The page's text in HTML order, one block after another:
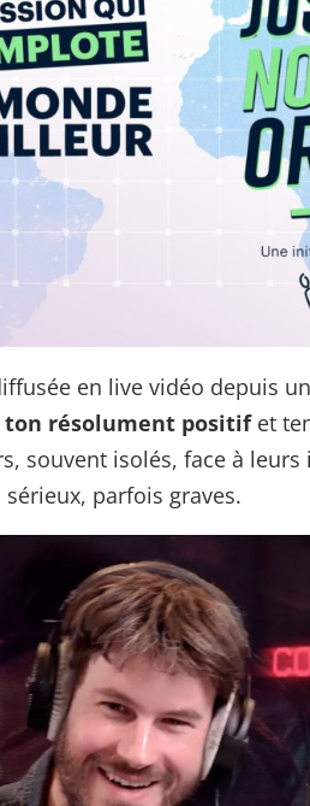
en live vidéo depuis
ton résolument positifet
souvent isolés, face à
parfois graves.